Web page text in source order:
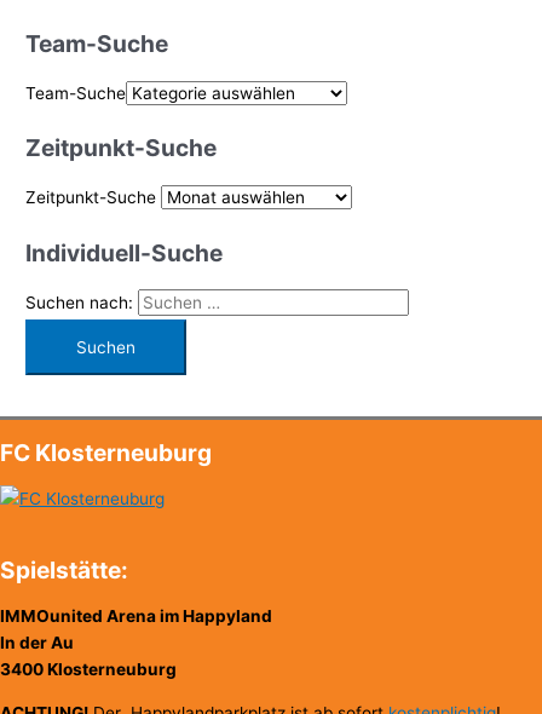
Team-Suche
Team-Suche
Zeitpunkt-Suche
Zeitpunkt-Suche
Individuell-Suche
Suchen nach:
FC Klosterneuburg
Spielstätte:
IMMOunited Arena im Happyland
In der Au
3400 Klosterneuburg